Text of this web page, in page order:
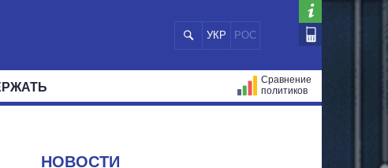
УКР РОС
Сравнение
политиков
НОВОСТИ